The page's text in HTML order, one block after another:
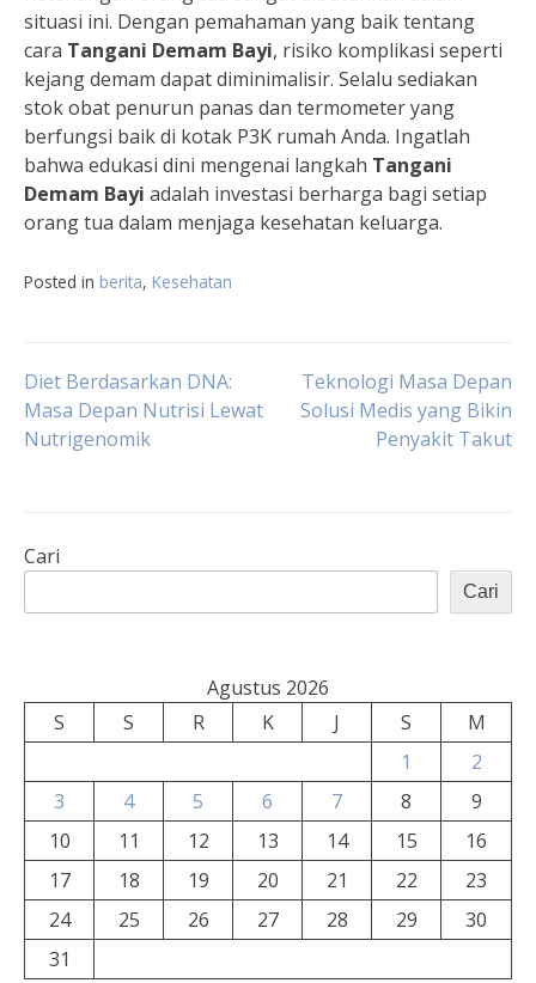
situasi ini. Dengan pemahaman yang baik tentang
cara Tangani Demam Bayi, risiko komplikasi seperti
kejang demam dapat diminimalisir. Selalu sediakan
stok obat penurun panas dan termometer yang
berfungsi baik di kotak P3K rumah Anda. Ingatlah
bahwa edukasi dini mengenai langkah Tangani
Demam Bayi adalah investasi berharga bagi setiap
orang tua dalam menjaga kesehatan keluarga.
Posted in berita, Kesehatan
Navigasi
pos
Diet Berdasarkan DNA:
Masa Depan Nutrisi Lewat
Nutrigenomik
Teknologi Masa Depan
Solusi Medis yang Bikin
Penyakit Takut
Cari
Cari
Agustus 2026
S
S R K J S
M
1
2
3
4 5 6 7 8
9
10
11 12 13 14 15
16
17
18 19 20 21 22
23
24
25 26 27 28 29
30
31